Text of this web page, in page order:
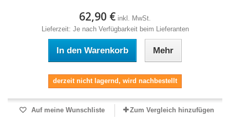
62,90 € inkl. MwSt.
Lieferzeit: Je nach Verfügbarkeit beim Lieferanten
In den Warenkorb Mehr
derzeit nicht lagernd, wird nachbestellt
Auf meine Wunschliste Zum Vergleich hinzufügen